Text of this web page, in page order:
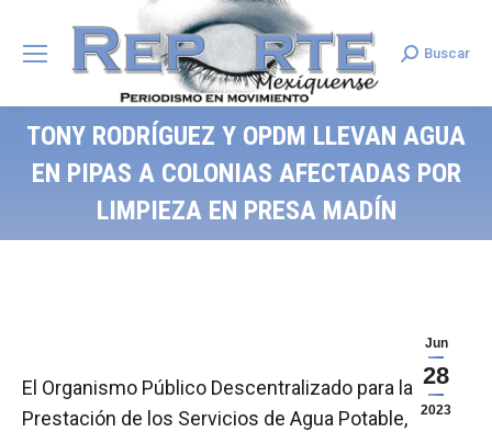
Search:
Buscar
TONY RODRÍGUEZ Y OPDM LLEVAN AGUA
EN PIPAS A COLONIAS AFECTADAS POR
LIMPIEZA EN PRESA MADÍN
Jun
28
2023
El Organismo Público Descentralizado para la
Prestación de los Servicios de Agua Potable,